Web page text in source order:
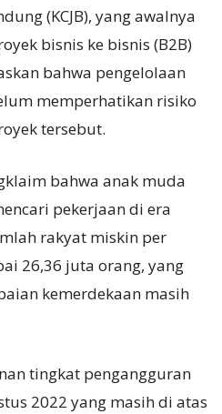
(KCJB), yang awalnya
bisnis ke bisnis (B2B)
bahwa pengelolaan
memperhatikan risiko
tersebut.
bahwa anak muda
pekerjaan di era
rakyat miskin per
26,36 juta orang, yang
kemerdekaan masih
tingkat pengangguran
2022 yang masih di atas